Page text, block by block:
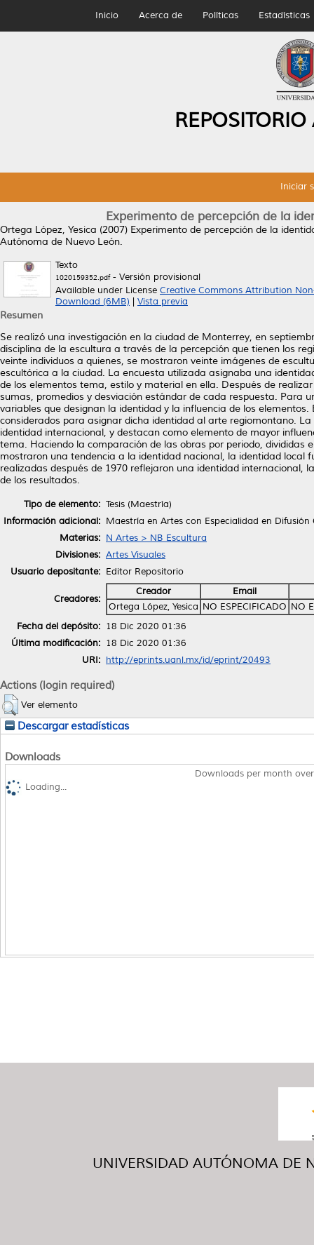
Inicio Acerca de Políticas Estadísticas
Iniciar
Experimento de percepción de la
Ortega López, Yesica (2007) Experimento de percepción de la
Autónoma de Nuevo León.
Texto
1020159352.pdf- Versión provisional
Available under License Creative Commons Attribution
Download (6MB)
Vista previa
Resumen
Se realizó una investigación en la ciudad de Monterrey, en
disciplina de la escultura a través de la percepción que tienen los
veinte individuos a quienes, se mostraron veinte imágenes de
escultórica a la ciudad. La encuesta utilizada asignaba una
de los elementos tema, estilo y material en ella. Después de
sumas, promedios y desviación estándar de cada respuesta. Para
variables que designan la identidad y la influencia de los
considerados para asignar dicha identidad al arte regiomontano.
identidad internacional, y destacan como elemento de mayor
tema. Haciendo la comparación de las obras por periodo, divididas
mostraron una tendencia a la identidad nacional, la identidad local
realizadas después de 1970 reflejaron una identidad
de los resultados.
Tipo de elemento: Tesis (Maestría)
Información adicional: Maestría en Artes con Especialidad en Difusión
Materias: N Artes > NB Escultura
Divisiones: Artes Visuales
Usuario depositante: Editor Repositorio
Creadores:
Creador
Email
Ortega López, Yesica NO ESPECIFICADO NO
Fecha del depósito: 18 Dic 2020 01:36
Última modificación: 18 Dic 2020 01:36
URI: http://eprints.uanl.mx/id/eprint/20493
Actions (login required)
Ver elemento
Descargar estadísticas
Downloads
Downloads per month
Loading...
UNIVERSIDAD AUTÓNOMA DE